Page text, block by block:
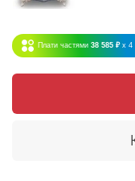
Плати частями 38 585 ₽ x 4